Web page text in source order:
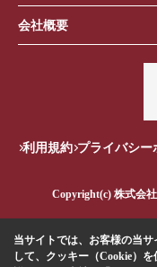
会社概要
利用規約 プライバシー
Copyright(c) 株式会
当サイトでは、お客様の当
して、クッキー（Cookie）を